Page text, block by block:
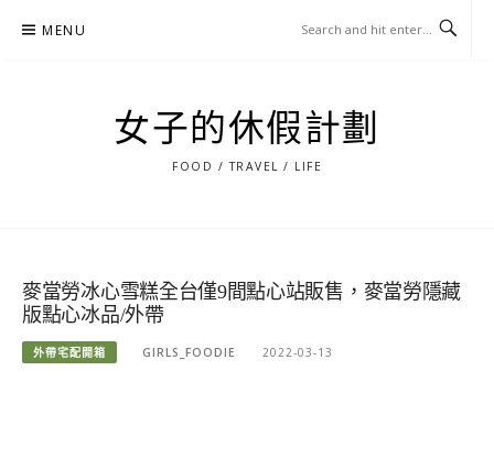
MENU
女子的休假計劃
FOOD / TRAVEL / LIFE
麥當勞冰心雪糕全台僅9間點心站販售，麥當勞隱藏
版點心冰品/外帶
外帶宅配開箱 GIRLS_FOODIE 2022-03-13